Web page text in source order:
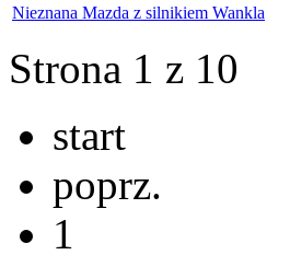
Nieznana Mazda z silnikiem Wankla
Strona 1 z 10
start
poprz.
1